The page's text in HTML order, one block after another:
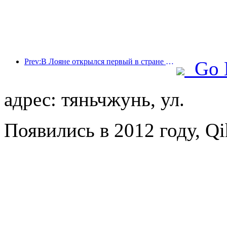
Prev:В Лояне открылся первый в стране культурный отель, посвященный театральной тематике.
Go
адрес: тяньчжунь, ул.
Появились в 2012 году,